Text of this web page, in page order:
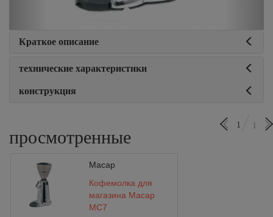
Краткое описание
технические характеристики
конструкция
просмотренные
1 1
Macap
Кофемолка для
магазина Macap
MC7